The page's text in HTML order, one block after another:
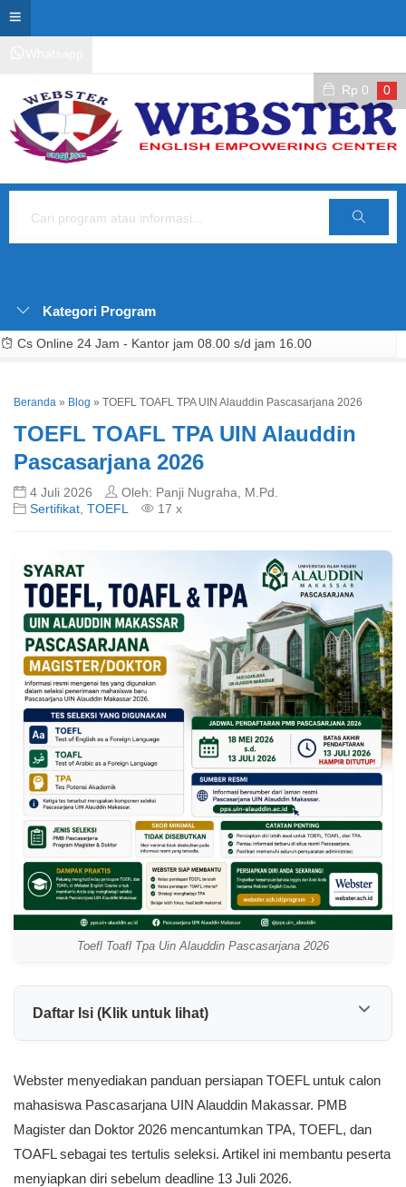
Rp 0 0
Cari
Kategori Program
Cs Online 24 Jam - Kantor jam 08.00 s/d jam 16.00
Beranda » Blog » TOEFL TOAFL TPA UIN Alauddin Pascasarjana 2026
TOEFL TOAFL TPA UIN Alauddin
Pascasarjana 2026
4 Juli 2026
Oleh: Panji Nugraha, M.Pd.
Sertifikat, TOEFL 17 x
Toefl Toafl Tpa Uin Alauddin Pascasarjana 2026
Daftar Isi (Klik untuk lihat)
Webster menyediakan panduan persiapan TOEFL untuk calon
mahasiswa Pascasarjana UIN Alauddin Makassar. PMB
Magister dan Doktor 2026 mencantumkan TPA, TOEFL, dan
TOAFL sebagai tes tertulis seleksi. Artikel ini membantu peserta
menyiapkan diri sebelum deadline 13 Juli 2026.